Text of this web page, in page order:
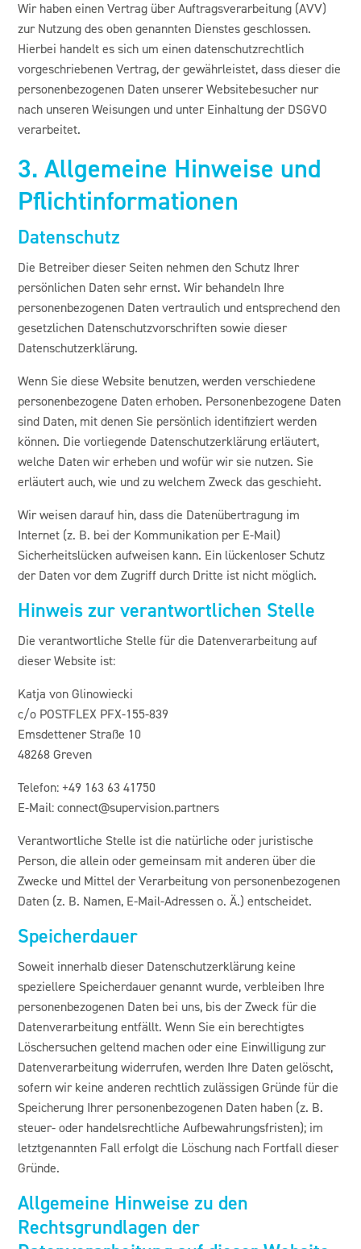
Wir haben einen Vertrag über Auftragsverarbeitung (AVV)
zur Nutzung des oben genannten Dienstes geschlossen.
Hierbei handelt es sich um einen datenschutzrechtlich
vorgeschriebenen Vertrag, der gewährleistet, dass dieser die
personenbezogenen Daten unserer Websitebesucher nur
nach unseren Weisungen und unter Einhaltung der DSGVO
verarbeitet.
3. Allgemeine Hinweise und
Pflicht­informationen
Datenschutz
Die Betreiber dieser Seiten nehmen den Schutz Ihrer
persönlichen Daten sehr ernst. Wir behandeln Ihre
personenbezogenen Daten vertraulich und entsprechend den
gesetzlichen Datenschutzvorschriften sowie dieser
Datenschutzerklärung.
Wenn Sie diese Website benutzen, werden verschiedene
personenbezogene Daten erhoben. Personenbezogene Daten
sind Daten, mit denen Sie persönlich identifiziert werden
können. Die vorliegende Datenschutzerklärung erläutert,
welche Daten wir erheben und wofür wir sie nutzen. Sie
erläutert auch, wie und zu welchem Zweck das geschieht.
Wir weisen darauf hin, dass die Datenübertragung im
Internet (z. B. bei der Kommunikation per E-Mail)
Sicherheitslücken aufweisen kann. Ein lückenloser Schutz
der Daten vor dem Zugriff durch Dritte ist nicht möglich.
Hinweis zur verantwortlichen Stelle
Die verantwortliche Stelle für die Datenverarbeitung auf
dieser Website ist:
Katja von Glinowiecki
c/o POSTFLEX PFX-155-839
Emsdettener Straße 10
48268 Greven
Telefon: +49 163 63 41750
E-Mail:connect@supervision.partners
Verantwortliche Stelle ist die natürliche oder juristische
Person, die allein oder gemeinsam mit anderen über die
Zwecke und Mittel der Verarbeitung von personenbezogenen
Daten (z. B. Namen, E-Mail-Adressen o. Ä.) entscheidet.
Speicherdauer
Soweit innerhalb dieser Datenschutzerklärung keine
speziellere Speicherdauer genannt wurde, verbleiben Ihre
personenbezogenen Daten bei uns, bis der Zweck für die
Datenverarbeitung entfällt. Wenn Sie ein berechtigtes
Löschersuchen geltend machen oder eine Einwilligung zur
Datenverarbeitung widerrufen, werden Ihre Daten gelöscht,
sofern wir keine anderen rechtlich zulässigen Gründe für die
Speicherung Ihrer personenbezogenen Daten haben (z. B.
steuer- oder handelsrechtliche Aufbewahrungsfristen); im
letztgenannten Fall erfolgt die Löschung nach Fortfall dieser
Gründe.
Allgemeine Hinweise zu den
Rechtsgrundlagen der